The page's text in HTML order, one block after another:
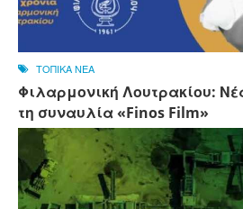
ΤΟΠΙΚΑ ΝΕΑ
Φιλαρμονική Λουτρακίου:
τη συναυλία «Finos Film»